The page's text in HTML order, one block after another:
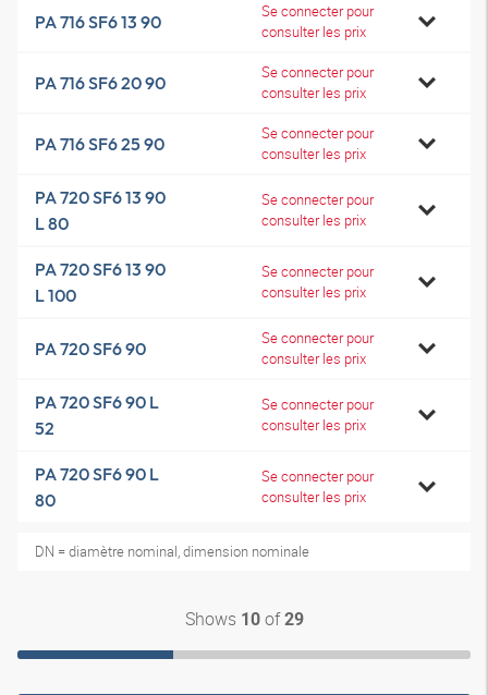
PA 716 SF6 13 90
Se connecter pour
consulter les prix
PA 716 SF6 20 90
Se connecter pour
consulter les prix
PA 716 SF6 25 90
Se connecter pour
consulter les prix
PA 720 SF6 13 90
L 80
Se connecter pour
consulter les prix
PA 720 SF6 13 90
L 100
Se connecter pour
consulter les prix
PA 720 SF6 90
Se connecter pour
consulter les prix
PA 720 SF6 90 L
52
Se connecter pour
consulter les prix
PA 720 SF6 90 L
80
Se connecter pour
consulter les prix
DN = diamètre nominal, dimension nominale
Shows 10of29